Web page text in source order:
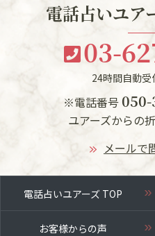
電話占いユア
03-
24時間自動受
※電話番号
ユアーズからの
メールで
電話占いユアーズ TOP
お客様からの声